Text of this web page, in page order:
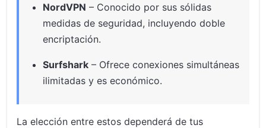
NordVPN – Conocido por sus sólidas
medidas de seguridad, incluyendo doble
encriptación.
Surfshark – Ofrece conexiones simultáneas
ilimitadas y es económico.
La elección entre estos dependerá de tus